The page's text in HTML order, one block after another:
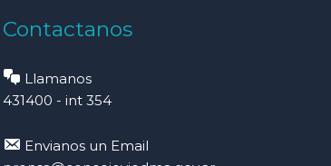
Contactanos
Llamanos
431400 - int 354
Envianos un Email